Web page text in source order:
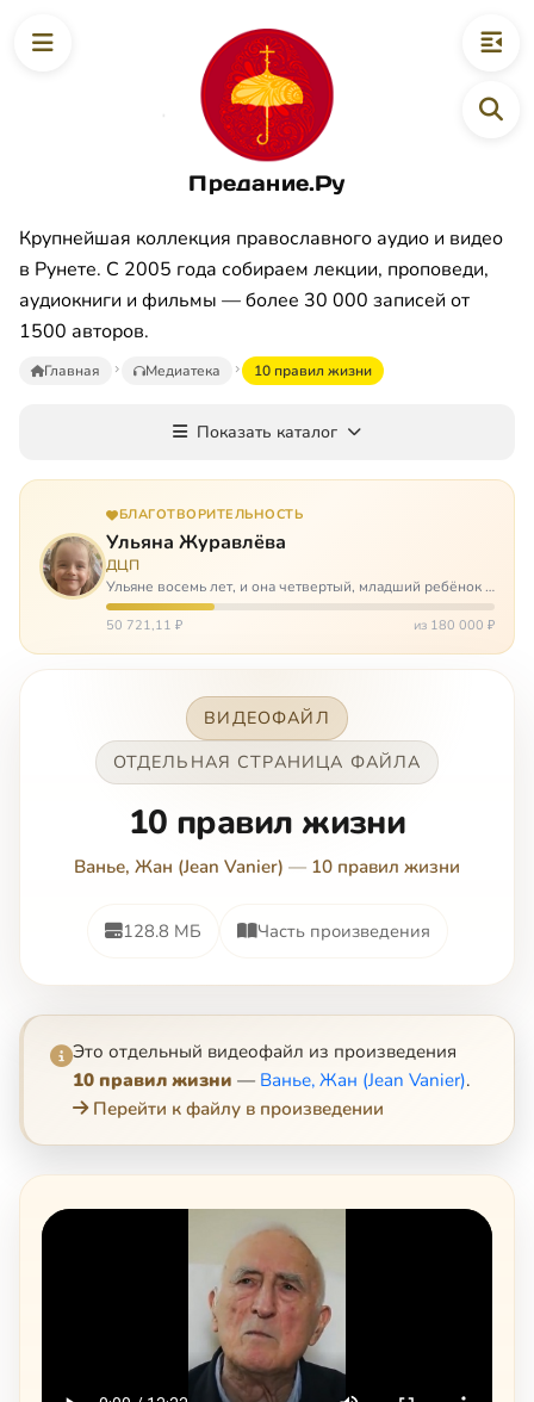
Предание.Ру
Крупнейшая коллекция православного аудио и видео
в Рунете. С 2005 года собираем лекции, проповеди,
аудиокниги и фильмы — более 30 000 записей от
1500 авторов.
Главная Медиатека 10 правил жизни
Показать каталог
БЛАГОТВОРИТЕЛЬНОСТЬ
Ульяна Журавлёва
ДЦП
Ульяне восемь лет, и она четвертый, младший ребёнок в
многодетной семье. И с самого рождения Ульяну лечат.
Несколько операций, ежедневные процедуры,
50 721,11 ₽ из 180 000 ₽
ВИДЕОФАЙЛ
ОТДЕЛЬНАЯ СТРАНИЦА ФАЙЛА
10 правил жизни
Ванье, Жан (Jean Vanier) — 10 правил жизни
128.8 МБ Часть произведения
Это отдельный видеофайл из произведения
10 правил жизни — Ванье, Жан (Jean Vanier).
Перейти к файлу в произведении